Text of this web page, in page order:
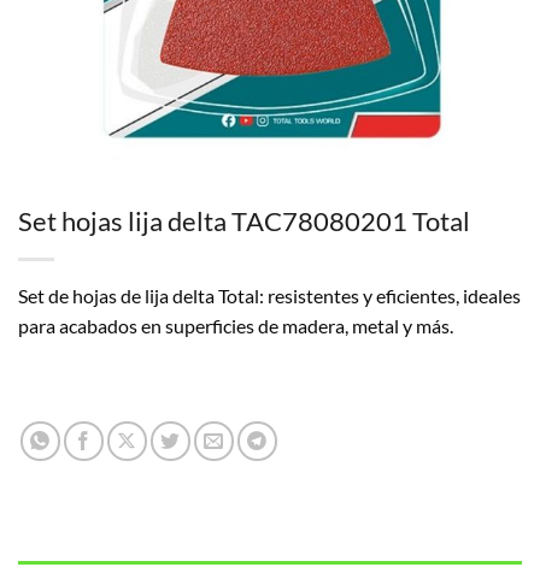
Set hojas lija delta TAC78080201 Total
Set de hojas de lija delta Total: resistentes y eficientes, ideales
para acabados en superficies de madera, metal y más.